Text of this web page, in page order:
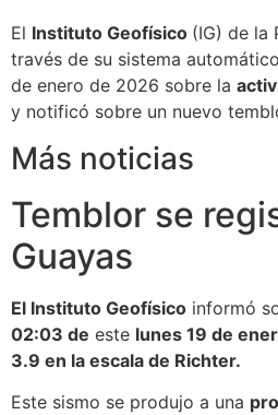
El Instituto Geofísico (IG) de la
través de su sistema
de enero de 2026 sobre la
y notificó sobre un nuevo
Más noticias
Temblor se
Guayas
El Instituto Geofísico informó
02:03 de este lunes 19 de
3.9 en la escala de Richter.
Este sismo se produjo a una